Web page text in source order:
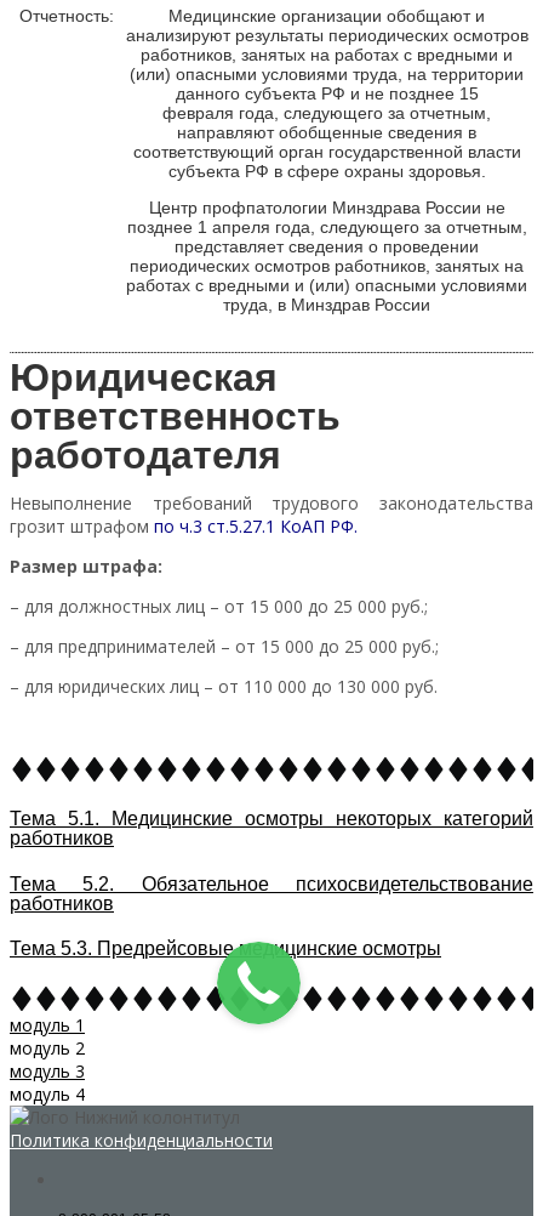
Отчетность:
Медицинские организации обобщают и
анализируют результаты периодических осмотров
работников, занятых на работах с вредными и
(или) опасными условиями труда, на территории
данного субъекта РФ и не позднее 15
февраля года, следующего за отчетным,
направляют обобщенные сведения в
соответствующий орган государственной власти
субъекта РФ в сфере охраны здоровья.
Центр профпатологии Минздрава России не
позднее 1 апреля года, следующего за отчетным,
представляет сведения о проведении
периодических осмотров работников, занятых на
работах с вредными и (или) опасными условиями
труда, в Минздрав России
Юридическая
ответственность
работодателя
Невыполнение требований трудового законодательства
грозит штрафом по ч.3 ст.5.27.1 КоАП РФ.
Размер штрафа:
– для должностных лиц – от 15 000 до 25 000 руб.;
– для предпринимателей – от 15 000 до 25 000 руб.;
– для юридических лиц – от 110 000 до 130 000 руб.
Тема 5.1. Медицинские осмотры некоторых категорий
работников
Тема 5.2. Обязательное психосвидетельствование
работников
Тема 5.3. Предрейсовые медицинские осмотры
модуль 1
модуль 2
модуль 3
модуль 4
Политика конфиденциальности